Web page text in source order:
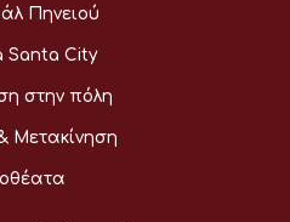
Πηνειού
Santa City
στην πόλη
Μετακίνηση